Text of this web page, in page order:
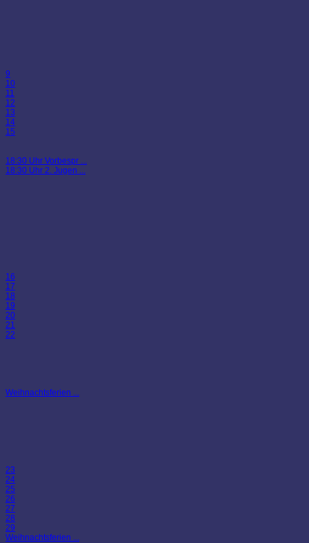
9
10
11
12
13
14
15
18:30 Uhr Vorbespr ...
18:30 Uhr 2. Jugen ...
16
17
18
19
20
21
22
Weihnachtsferien ...
23
24
25
26
27
28
29
Weihnachtsferien ...